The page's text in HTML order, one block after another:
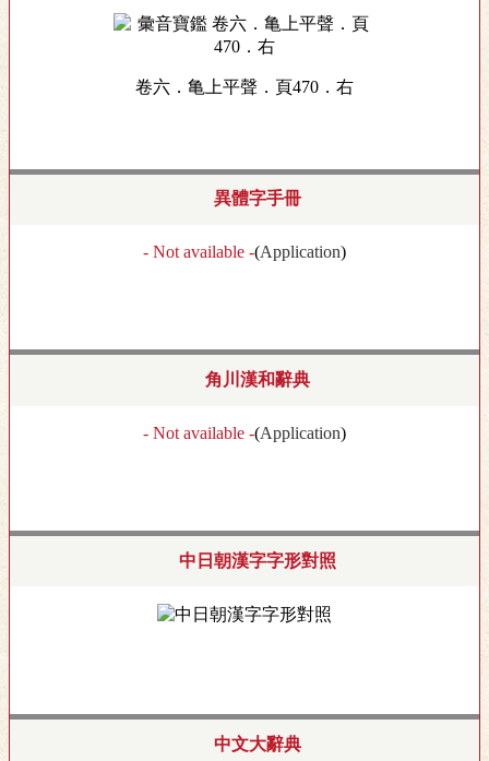
卷六．亀上平聲．頁470．右
異體字手冊
- Not available -(Application)
角川漢和辭典
- Not available -(Application)
中日朝漢字字形對照
中文大辭典